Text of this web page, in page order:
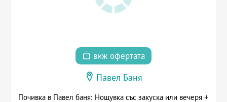
виж офертата
Павел Баня
Почивка в Павел баня: Нощувка със закуска или вечеря +